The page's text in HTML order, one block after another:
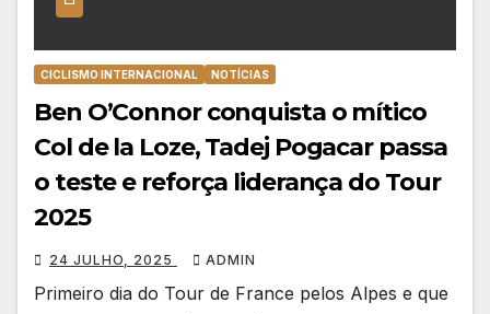
CICLISMO INTERNACIONAL NOTÍCIAS
Ben O’Connor conquista o mítico
Col de la Loze, Tadej Pogacar passa
o teste e reforça liderança do Tour
2025
24 JULHO, 2025 ADMIN
Primeiro dia do Tour de France pelos Alpes e que